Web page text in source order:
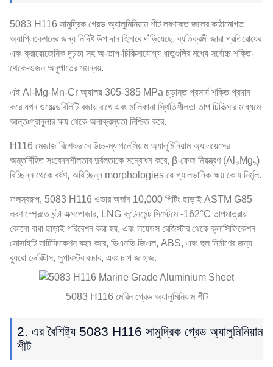
5083 H116 সামুদ্রিক গ্রেড অ্যালুমিনিয়াম শীট লবণাক্ত জলের কাঠামোগত
অ্যাপ্লিকেশনের জন্য নির্দিষ্ট উপাদান হিসাবে দাঁড়িয়েছে, ব্যতিক্রমী জারা প্রতিরোধের
এবং ক্রায়োজেনিক দৃঢ়তা সহ অ-তাপ-চিকিত্সাযোগ্য ধাতুগুলির মধ্যে সর্বোচ্চ শক্তি-
থেকে-ওজন অনুপাতের সমন্বয়.
এই Al-Mg-Mn-Cr অ্যালয় 305-385 MPa চূড়ান্ত প্রসার্য শক্তি প্রদান
করে যখন ওয়েল্ডেবিলিটি বজায় রাখে এবং মালিকানা স্থিতিশীলতা তাপ চিকিত্সার মাধ্যমে
আন্তঃগ্রানুলার ক্ষয় থেকে অনাক্রম্যতা নিশ্চিত করে.
H116 মেজাজ বিশেষভাবে উচ্চ-ম্যাগনেসিয়াম অ্যালুমিনিয়াম অ্যালয়েসের
অন্তর্নিহিত সংবেদনশীলতার দুর্বলতাকে সম্বোধন করে, β-ফেজ নিয়ন্ত্রণ (Al₈Mg₅)
বিচ্ছিন্ন থেকে বর্ষণ, অবিচ্ছিন্ন morphologies যে গ্যালভানিক ক্ষয় কোষ নির্মূল.
ফলস্বরূপ, 5083 H116 ওভার অর্জন 10,000 পিটিং ছাড়াই ASTM G85
লবণ স্প্রেতে ঘন্টা এক্সপোজার, LNG কন্টেনমেন্ট সিস্টেমে -162°C তাপমাত্রায়
কোনো বাধা ছাড়াই পরিবেশন করা হয়, এবং লয়েডস রেজিস্টার থেকে ক্লাসিফিকেশন
সোসাইটি সার্টিফিকেশন বহন করে, ডিএনভি জিএল, ABS, এবং হুল নির্মাণের জন্য
ব্যুরো ভেরিটাস, সুপারস্ট্রাকচার, এবং চাপ জাহাজ.
5083 H116 মেরিন গ্রেড অ্যালুমিনিয়াম শীট
2. এর বৈশিষ্ট্য 5083 H116 সামুদ্রিক গ্রেড অ্যালুমিনিয়াম
শীট